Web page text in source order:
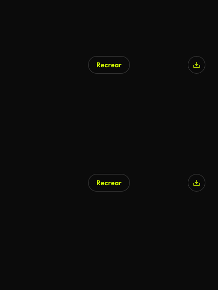
Recrear
Recrear